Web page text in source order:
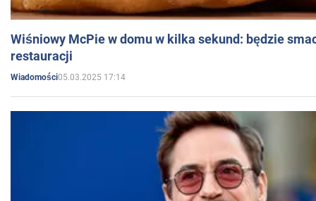
Wiśniowy McPie w domu w kilka sekund: będzie
restauracji
Wiadomości05.03.2025 17:14